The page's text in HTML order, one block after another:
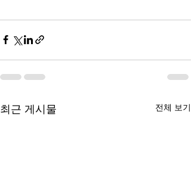
최근 게시물 전체 보기